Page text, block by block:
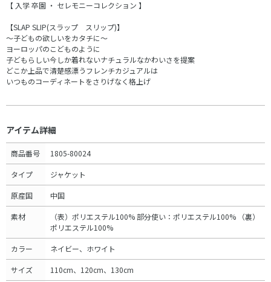
【 入学 卒園 ・ セレモニーコレクション 】
【SLAP SLIP(スラップ スリップ)】
～子どもの欲しいをカタチに～
ヨーロッパのこどものように
子どもらしい今しか着れないナチュラルなかわいさを提案
どこか上品で清楚感漂うフレンチカジュアルは
いつものコーディネートをさりげなく格上げ
アイテム詳細
商品番号 1805-80024
タイプ ジャケット
原産国 中国
素材
（表）ポリエステル100% 部分使い：ポリエステル100% （裏）
ポリエステル100%
カラー ネイビー、ホワイト
サイズ 110cm、120cm、130cm